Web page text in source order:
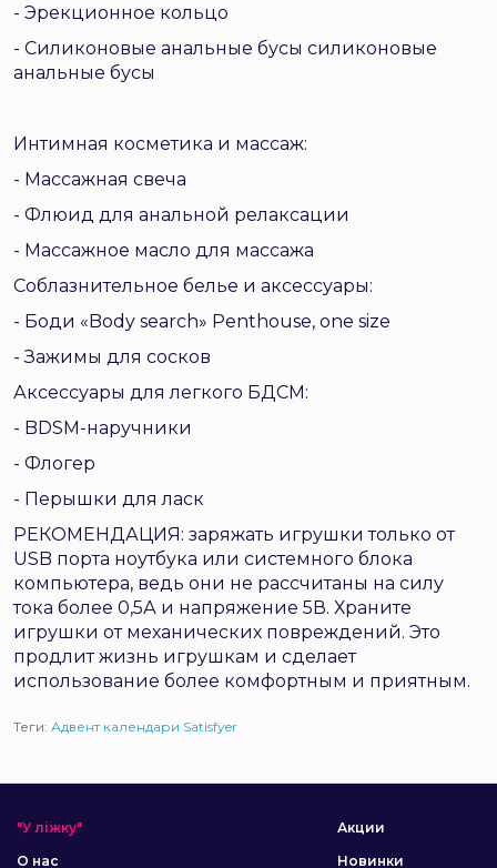
- Эрекционное кольцо
- Силиконовые анальные бусы силиконовые
анальные бусы
Интимная косметика и массаж:
- Массажная свеча
- Флюид для анальной релаксации
- Массажное масло для массажа
Соблазнительное белье и аксессуары:
- Боди «Body search» Penthouse, one size
- Зажимы для сосков
Аксессуары для легкого БДСМ:
- BDSM-наручники
- Флогер
- Перышки для ласк
РЕКОМЕНДАЦИЯ: заряжать игрушки только от
USB порта ноутбука или системного блока
компьютера, ведь они не рассчитаны на силу
тока более 0,5А и напряжение 5В. Храните
игрушки от механических повреждений. Это
продлит жизнь игрушкам и сделает
использование более комфортным и приятным.
Теги: Адвент календари Satisfyer
"У ліжку"
О нас
Акции
Новинки